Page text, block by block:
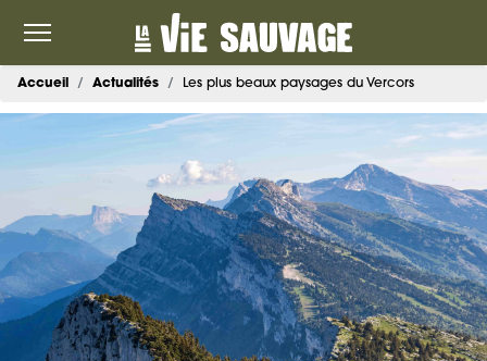
Accueil Actualités Les plus beaux paysages du Vercors